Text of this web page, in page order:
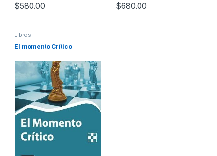
$580.00 $680.00
Libros
El momento Crítico